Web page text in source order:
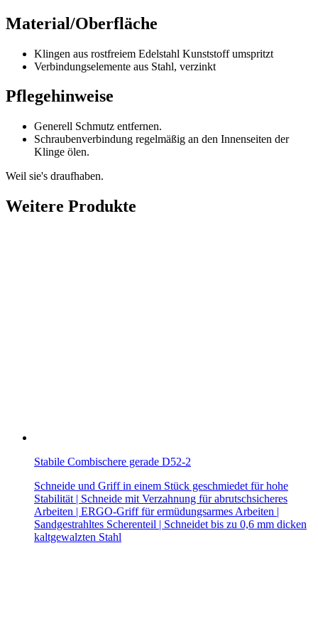
Material/Oberfläche
Klingen aus rostfreiem Edelstahl Kunststoff umspritzt
Verbindungselemente aus Stahl, verzinkt
Pflegehinweise
Generell Schmutz entfernen.
Schraubenverbindung regelmäßig an den Innenseiten der
Klinge ölen.
Weil sie's draufhaben.
Weitere Produkte
Stabile Combischere gerade D52-2
Schneide und Griff in einem Stück geschmiedet für hohe
Stabilität | Schneide mit Verzahnung für abrutschsicheres
Arbeiten | ERGO-Griff für ermüdungsarmes Arbeiten |
Sandgestrahltes Scherenteil | Schneidet bis zu 0,6 mm dicken
kaltgewalzten Stahl